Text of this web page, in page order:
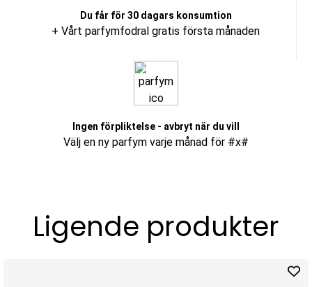
Du får för 30 dagars konsumtion
+ Vårt parfymfodral gratis första månaden
Ingen förpliktelse - avbryt när du vill
Välj en ny parfym varje månad för #x#
Ligende produkter